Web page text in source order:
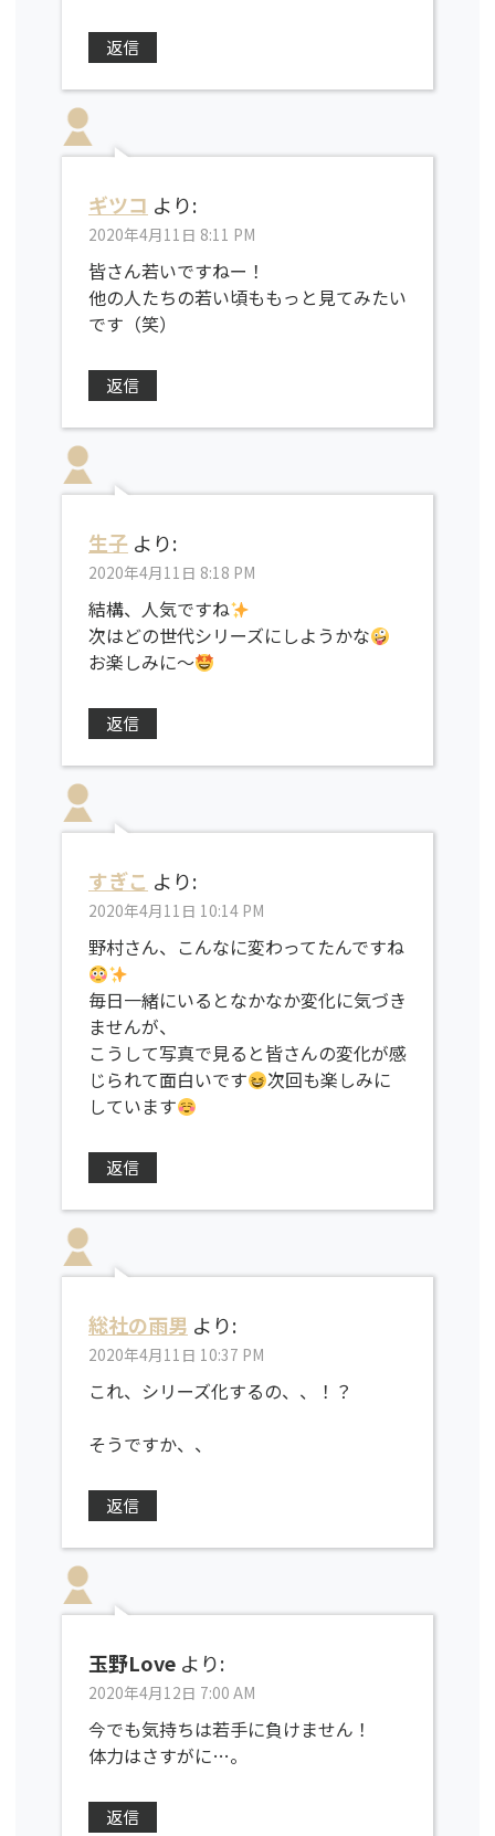
返信
ギツコ より:
2020年4月11日 8:11 PM
皆さん若いですねー！
他の人たちの若い頃ももっと見てみたい
です（笑）
返信
生子 より:
2020年4月11日 8:18 PM
結構、人気ですね
次はどの世代シリーズにしようかな
お楽しみに〜
返信
すぎこ より:
2020年4月11日 10:14 PM
野村さん、こんなに変わってたんですね
毎日一緒にいるとなかなか変化に気づき
ませんが、
こうして写真で見ると皆さんの変化が感
じられて面白いです
次回も楽しみに
しています
返信
総社の雨男 より:
2020年4月11日 10:37 PM
これ、シリーズ化するの、、！？
そうですか、、
返信
玉野Love より:
2020年4月12日 7:00 AM
今でも気持ちは若手に負けません！
体力はさすがに…。
返信